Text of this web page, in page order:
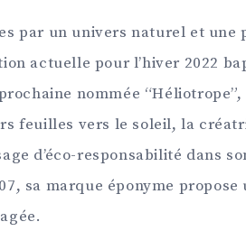
par un univers naturel et une
actuelle pour l’hiver 2022
nommée
feuilles vers le soleil, la
d’éco-responsabilité dans
sa marque éponyme propose